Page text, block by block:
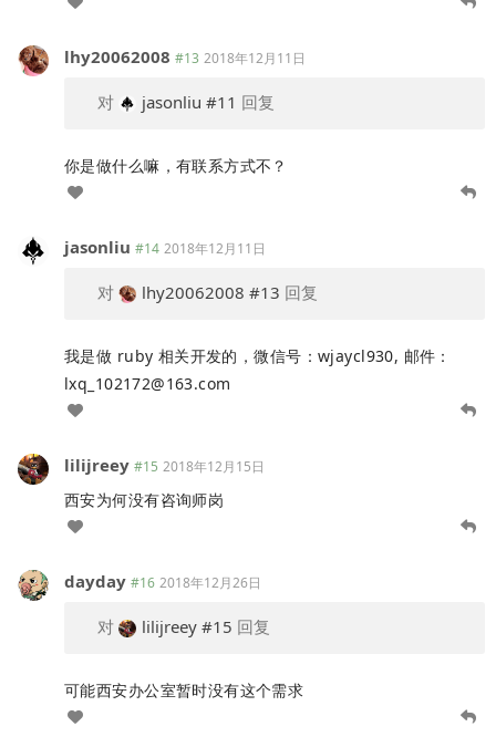
lhy20062008 #13 2018年12月11日
对 jasonliu #11 回复
你是做什么嘛，有联系方式不？
jasonliu #14 2018年12月11日
对 lhy20062008 #13 回复
我是做 ruby 相关开发的，微信号：wjaycl930, 邮件：
lxq_102172@163.com
lilijreey #15 2018年12月15日
西安为何没有咨询师岗
dayday #16 2018年12月26日
对 lilijreey #15 回复
可能西安办公室暂时没有这个需求